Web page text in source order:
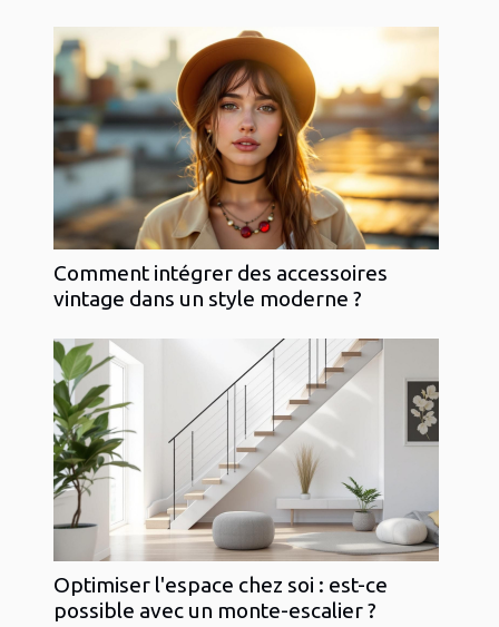
Comment intégrer des accessoires
vintage dans un style moderne ?
Optimiser l'espace chez soi : est-ce
possible avec un monte-escalier ?